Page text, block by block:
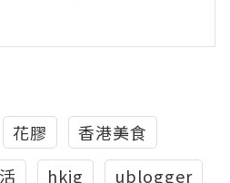
花膠
香港美食
hkig
ublogger